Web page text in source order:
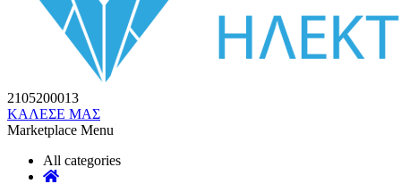
2105200013
ΚΑΛΕΣΕ ΜΑΣ
Marketplace Menu
All categories